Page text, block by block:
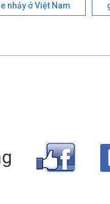
nhảy ở Việt Nam